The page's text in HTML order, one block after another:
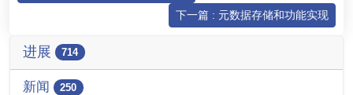
下一篇 : 元数据存储和功能实现
进展 714
新闻 250